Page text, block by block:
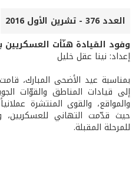
العدد 376 - تشرين الأول 2016
وفود القيادة هنّأت العسكريين
إعداد: نينا عقل خليل
بمناسبة عيد الأضحى المبارك،
إلى قيادات المناطق والقوّات
والمواقع، والقوى المنتشرة
حيث قدّمت التهاني للعسكريين،
للمرحلة المقبلة.